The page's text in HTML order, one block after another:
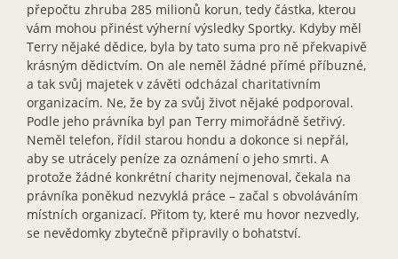
přepočtu zhruba 285 milionů korun, tedy částka, kterou
vám mohou přinést výherní výsledky Sportky. Kdyby měl
Terry nějaké dědice, byla by tato suma pro ně překvapivě
krásným dědictvím. On ale neměl žádné přímé příbuzné,
a tak svůj majetek v závěti odcházal charitativním
organizacím. Ne, že by za svůj život nějaké podporoval.
Podle jeho právníka byl pan Terry mimořádně šetřivý.
Neměl telefon, řídil starou hondu a dokonce si nepřál,
aby se utrácely peníze za oznámení o jeho smrti. A
protože žádné konkrétní charity nejmenoval, čekala na
právníka poněkud nezvyklá práce – začal s obvoláváním
místních organizací. Přitom ty, které mu hovor nezvedly,
se nevědomky zbytečně připravily o bohatství.